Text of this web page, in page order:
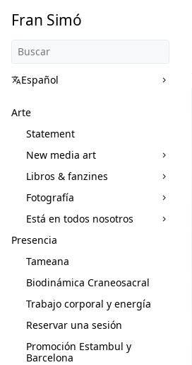
Fran Simó
Español
Arte
Statement
New media art
Libros & fanzines
Fotografía
Está en todos nosotros
Presencia
Tameana
Biodinámica Craneosacral
Trabajo corporal y energía
Reservar una sesión
Promoción Estambul y
Barcelona